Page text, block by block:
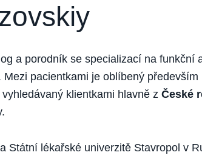
a porodník se specializací na funkční
pacientkami je oblíbený především
vyhledávaný klientkami hlavně z České
Státní lékařské univerzitě Stavropol v